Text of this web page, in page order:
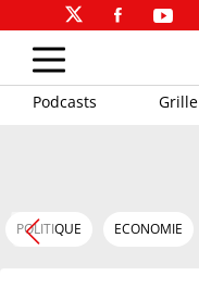
Podcasts Grille
POLITIQUE ECONOMIE